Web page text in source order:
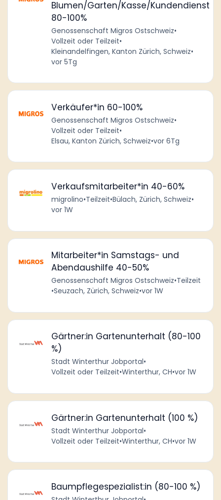
Blumen/Garten/Kasse/Kundendienst
80-100%
Genossenschaft Migros Ostschweiz•
Vollzeit oder Teilzeit•
Kleinandelfingen, Kanton Zürich, Schweiz•
vor 5Tg
Verkäufer*in 60-100%
Genossenschaft Migros Ostschweiz•
Vollzeit oder Teilzeit•
Elsau, Kanton Zürich, Schweiz•vor 6Tg
Verkaufsmitarbeiter*in 40-60%
migrolino•Teilzeit•Bülach, Zürich, Schweiz•
vor 1W
Mitarbeiter*in Samstags- und
Abendaushilfe 40-50%
Genossenschaft Migros Ostschweiz•Teilzeit
•Seuzach, Zürich, Schweiz•vor 1W
Gärtner:in Gartenunterhalt (80-100
%)
Stadt Winterthur Jobportal•
Vollzeit oder Teilzeit•Winterthur, CH•vor 1W
Gärtner:in Gartenunterhalt (100 %)
Stadt Winterthur Jobportal•
Vollzeit oder Teilzeit•Winterthur, CH•vor 1W
Baumpflegespezialist:in (80-100 %)